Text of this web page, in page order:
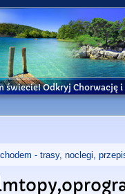
świecie! Odkryj Chorwację
- trasy, noclegi,